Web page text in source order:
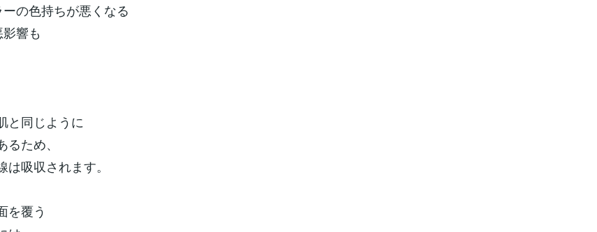
の色持ちが悪くなる
響も
と同じように
るため、
吸収されます。
を覆う